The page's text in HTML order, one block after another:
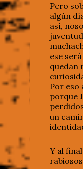
Pero
algún
así,
ese
quedan
Por eso
porque
un
Y al